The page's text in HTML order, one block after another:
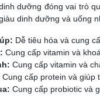
dưỡng đóng vai trò
dinh dưỡng và uống
Dễ tiêu hóa và cung
Cung cấp vitamin và
Cung cấp vitamin và
Cung cấp protein và giúp
Cung cấp probiotic và